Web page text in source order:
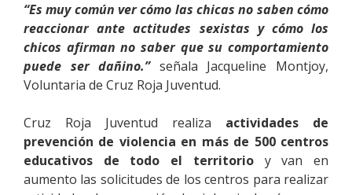
“Es muy común ver cómo las chicas no saben cómo
reaccionar ante actitudes sexistas y cómo los
chicos afirman no saber que su comportamiento
puede ser dañino.” señala Jacqueline Montjoy,
Voluntaria de Cruz Roja Juventud.
Cruz Roja Juventud realiza actividades de
prevención de violencia en más de 500 centros
educativos de todo el territorioy van en
aumento las solicitudes de los centros para realizar